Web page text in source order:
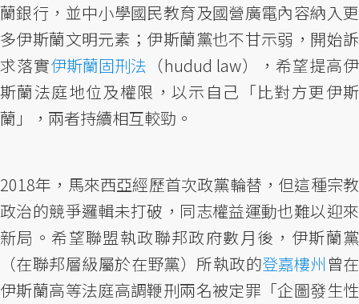
蘭銀行，並中小學國民教育及國營廣電內容納入更
多伊斯蘭文明元素；伊斯蘭黨也不甘示弱，開始訴
求落實伊斯蘭固刑法 （hudud law），希望提高伊
斯蘭法庭地位及權限，以示自己「比對方更伊斯
蘭」，兩者持續相互較勁。
2018年，馬來西亞經歷首次政黨輪替，但這種宗教
政治的競爭邏輯未打破，同志權益運動也難以迎來
新局。希望聯盟執政聯邦政府數月後，伊斯蘭黨
（在聯邦層級屬於在野黨）所執政的登嘉樓州 曾在
伊斯蘭高等法庭高調鞭刑兩名被定罪「企圖發生性